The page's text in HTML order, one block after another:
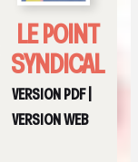
LE POINT
SYNDICAL
VERSION PDF|
VERSION WEB